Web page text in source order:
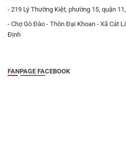
- 219 Lý Thường Kiệt, phường 15, quận
- Chợ Gò Đào - Thôn Đại Khoan - Xã Cát
Định
FANPAGE FACEBOOK